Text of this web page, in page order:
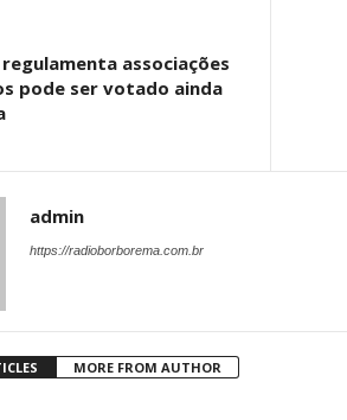
associações
pode ser votado ainda
admin
https://radioborborema.com.br
MORE FROM AUTHOR